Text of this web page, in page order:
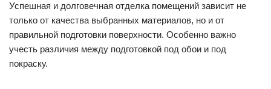
Успешная и долговечная отделка помещений зависит не
только от качества выбранных материалов, но и от
правильной подготовки поверхности. Особенно важно
учесть различия между подготовкой под обои и под
покраску.